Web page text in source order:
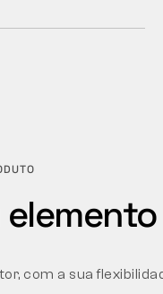
elemento
com a sua